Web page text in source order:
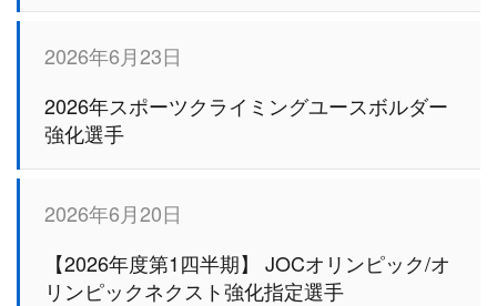
2026年6月23日
2026年スポーツクライミングユースボルダー
強化選手
2026年6月20日
【2026年度第1四半期】 JOCオリンピック/オ
リンピックネクスト強化指定選手